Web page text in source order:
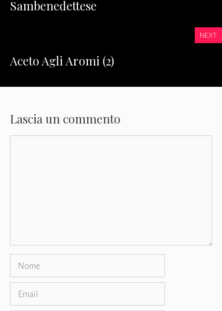
Sambenedettese
NEXT
Aceto Agli Aromi (2)
Lascia un commento
Nome
Email